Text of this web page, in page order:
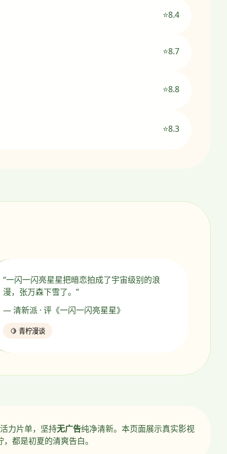
⭐8.4
⭐8.7
⭐8.8
⭐8.3
“一闪一闪亮星星把暗恋拍成了宇宙级别的浪
漫，张万森下雪了。”
— 清新派 · 评《一闪一闪亮星星》
🍋 青柠漫谈
活力片单，坚持无广告纯净清新。本页面展示真实影视
都是初夏的清爽告白。